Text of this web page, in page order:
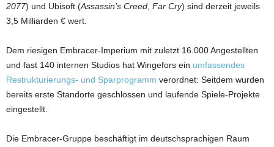
2077) und Ubisoft (Assassin’s Creed Far Cry) sind derzeit jeweils
3,5 Milliarden € wert.
Dem riesigen Embracer-Imperium mit zuletzt 16.000 Angestellten
und fast 140 internen Studios hat Wingefors ein umfassendes
Restrukturierungs- und Sparprogramm verordnet: Seitdem wurden
bereits erste Standorte geschlossen und laufende Spiele-Projekte
eingestellt.
Die Embracer-Gruppe beschäftigt im deutschsprachigen Raum